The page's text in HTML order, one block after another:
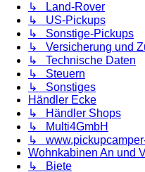
↳ Land-Rover
↳ US-Pickups
↳ Sonstige-Pickups
↳ Versicherung und
↳ Technische Daten
↳ Steuern
↳ Sonstiges
Händler Ecke
↳ Händler Shops
↳ Multi4GmbH
↳
Wohnkabinen An und
↳ Biete